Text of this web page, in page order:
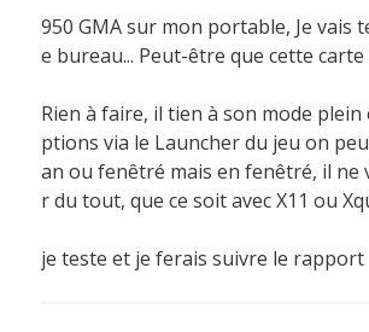
950 GMA sur mon portable, Je vais
e bureau... Peut-être que cette
Rien à faire, il tien à son mode plein
ptions via le Launcher du jeu on
an ou fenêtré mais en fenêtré, il ne
r du tout, que ce soit avec X11 ou
je teste et je ferais suivre le rapport